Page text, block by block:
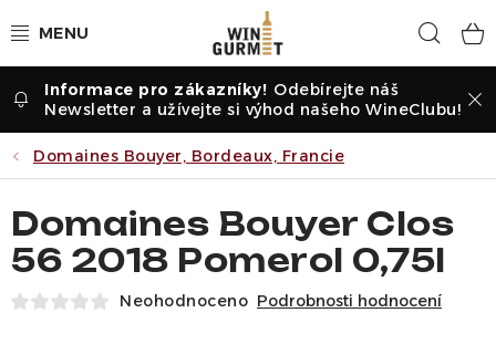
na
Vína dle druhu
Vína dle příležitosti
Dle vinařství
Vína dle země
Odebírejte náš
Newsletter a užívejte si výhod našeho WineClubu!
Domaines Bouyer, Bordeaux, Francie
Domaines Bouyer Clos
56 2018 Pomerol 0,75l
Neohodnoceno Podrobnosti hodnocení